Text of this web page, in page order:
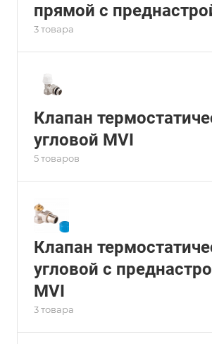
прямой с
3 товара
Клапан
угловой MVI
5 товаров
Клапан
угловой с
MVI
3 товара